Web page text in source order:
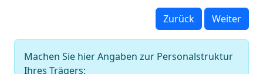
Zurück Weiter
Machen Sie hier Angaben zur Personalstruktur
Ihres Trägers: